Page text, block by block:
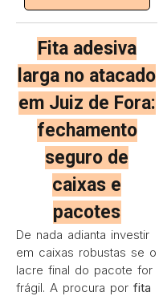
Fita adesiva
larga no atacado
em Juiz de Fora:
fechamento
seguro de
caixas e
pacotes
De nada adianta investir
em caixas robustas se o
lacre final do pacote for
frágil. A procura por fita